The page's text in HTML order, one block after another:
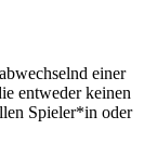
einer
entweder keinen
Spieler*in oder